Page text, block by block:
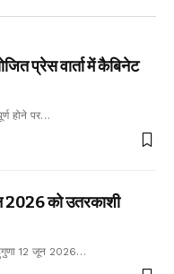
प्रेस वार्ता में कैबिनेट
होने पर…
2026 को उतरकाशी
12 जून 2026…